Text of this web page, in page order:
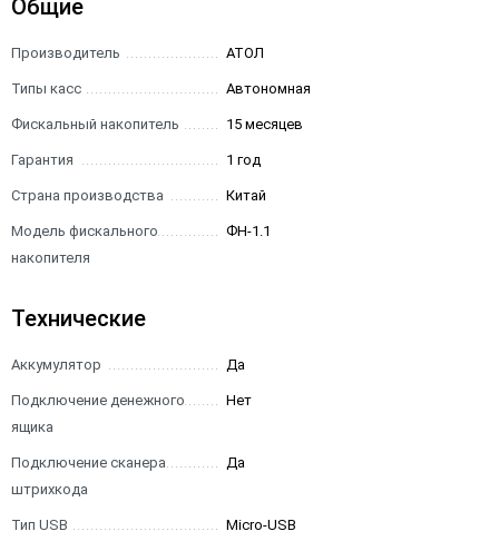
Общие
Производитель АТОЛ
Типы касс Автономная
Фискальный накопитель 15 месяцев
Гарантия 1 год
Страна производства Китай
Модель фискального
накопителя
ФН-1.1
Технические
Аккумулятор Да
Подключение денежного
ящика
Нет
Подключение сканера
штрихкода
Да
Тип USB Micro-USB